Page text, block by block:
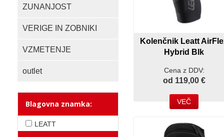
ZUNANJOST
VERIGE IN ZOBNIKI
VZMETENJE
outlet
Blagovna znamka:
LEATT
Kolenčnik Leatt
Hybrid Blk
Cena z DDV:
od 119,00 €
VEČ